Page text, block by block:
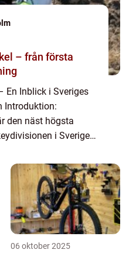
– från första
En Inblick i Sveriges
Introduktion:
den näst högsta
i Sverige,
den högsta niv...
06 oktober 2025